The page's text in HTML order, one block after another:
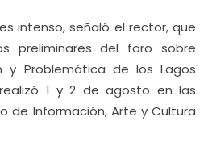
intenso, señaló el rector, que
preliminares del foro sobre
y Problemática de los Lagos
1 y 2 de agosto en las
de Información, Arte y Cultura